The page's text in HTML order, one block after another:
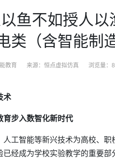
鱼不如授人
类（含智能制
教育 来源： 恒点虚拟仿真 浏览量：
术
育步入数智化新时代
人工智能等新兴技术为高校、
已经成为学校实验教学的重要